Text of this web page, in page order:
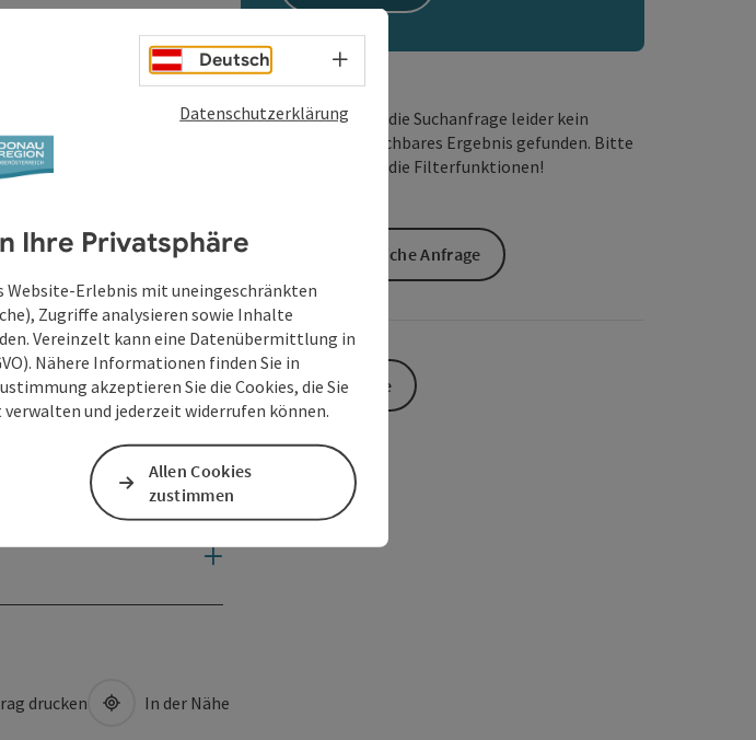
Wir haben für die Suchanfrage leider kein
passendes buchbares Ergebnis gefunden. Bitte
verändern Sie die Filterfunktionen!
Unverbindliche Anfrage
Zur Website
drucken In der Nähe
Deutsch Sprachwahl - Menü öffnen
Datenschutzerklärung
Ihre Privatsphäre
Website-Erlebnis mit uneingeschränkten
Zugriffe analysieren sowie Inhalte
Vereinzelt kann eine Datenübermittlung in
Nähere Informationen finden Sie in
akzeptieren Sie die Cookies, die Sie
und jederzeit widerrufen können.
Allen Cookies
zustimmen